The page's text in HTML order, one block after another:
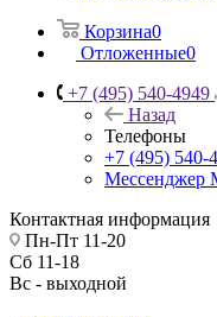
Корзина0
Отложенные0
+7 (495) 540-4949
Назад
Телефоны
+7 (495) 540-
Контактная информация
Пн-Пт 11-20
Сб 11-18
Вс - выходной